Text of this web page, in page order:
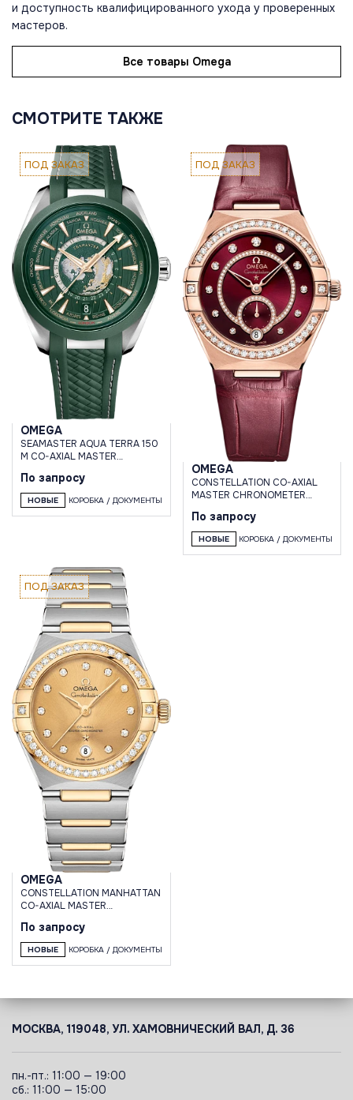
и доступность квалифицированного ухода у проверенных
мастеров.
Все товары Omega
СМОТРИТЕ ТАКЖЕ
ПОД ЗАКАЗ
OMEGA
SEAMASTER AQUA TERRA 150
M CO-AXIAL MASTER
WORLDTIMER 43 MM
По запросу
НОВЫЕ КОРОБКА / ДОКУМЕНТЫ
ПОД ЗАКАЗ
OMEGA
CONSTELLATION CO-AXIAL
MASTER CHRONOMETER
По запросу
НОВЫЕ КОРОБКА / ДОКУМЕНТЫ
ПОД ЗАКАЗ
OMEGA
CONSTELLATION MANHATTAN
CO-AXIAL MASTER
По запросу
НОВЫЕ КОРОБКА / ДОКУМЕНТЫ
МОСКВА, 119048, УЛ. ХАМОВНИЧЕСКИЙ ВАЛ, Д. 36
пн.-пт.: 11:00 — 19:00
сб.: 11:00 — 15:00